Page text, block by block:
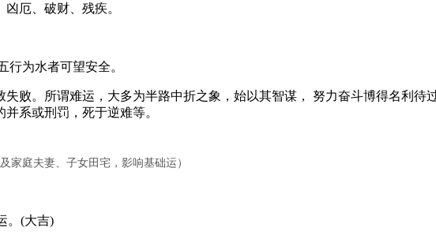
厄、破财、残疾。
为水者可望安全。
。所谓难运，大多为半路中折之象，始以其智谋， 努力奋斗博得名利待
系或刑罚，死于逆难等。
家庭夫妻、子女田宅，影响基础运）
。(大吉)